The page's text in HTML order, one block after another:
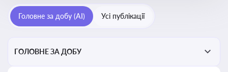
обґрунтовані рішення під час судових спорів та
комплаєнс-перевірок
Головне за добу (AI) Усі публікації
ГОЛОВНЕ ЗА ДОБУ